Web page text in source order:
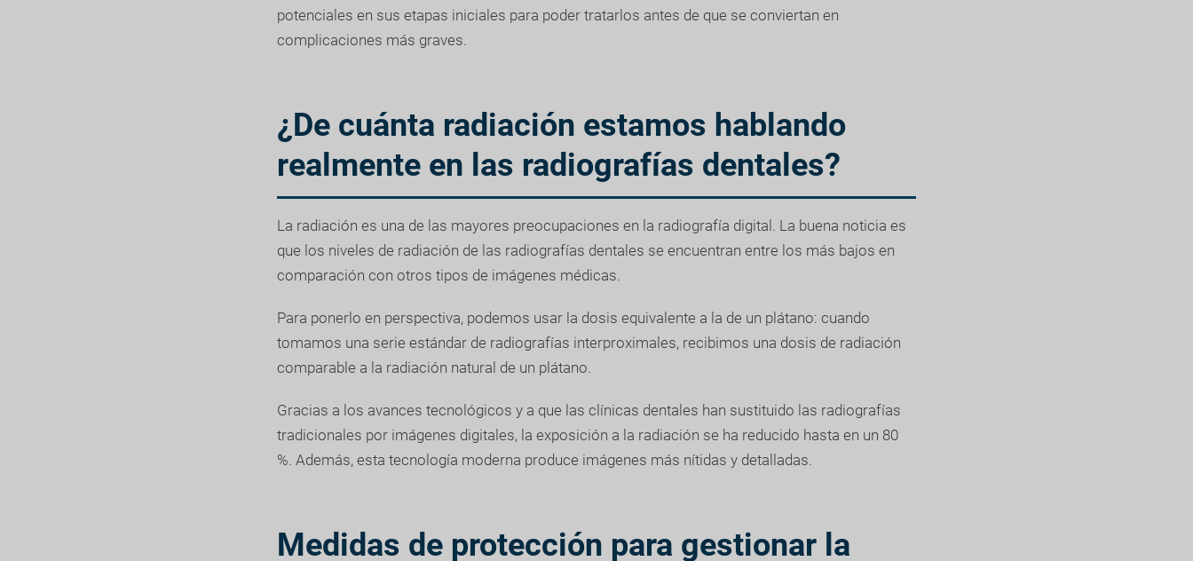
potenciales en sus etapas iniciales para poder tratarlos antes de que se conviertan en
complicaciones más graves.
¿De cuánta radiación estamos hablando
realmente en las radiografías dentales?
La radiación es una de las mayores preocupaciones en la radiografía digital. La buena noticia es
que los niveles de radiación de las radiografías dentales se encuentran entre los más bajos en
comparación con otros tipos de imágenes médicas.
Para ponerlo en perspectiva, podemos usar la dosis equivalente a la de un plátano: cuando
tomamos una serie estándar de radiografías interproximales, recibimos una dosis de radiación
comparable a la radiación natural de un plátano.
Gracias a los avances tecnológicos y a que las clínicas dentales han sustituido las radiografías
tradicionales por imágenes digitales, la exposición a la radiación se ha reducido hasta en un 80
%. Además, esta tecnología moderna produce imágenes más nítidas y detalladas.
Medidas de protección para gestionar la